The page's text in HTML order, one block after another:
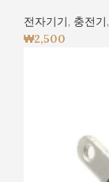
전자기기, 충전기,
₩2,500